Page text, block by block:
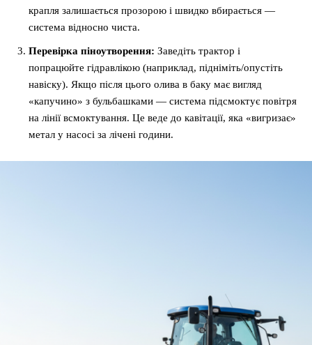
крапля залишається прозорою і швидко вбирається —
система відносно чиста.
Перевірка піноутворення: Заведіть трактор і
попрацюйте гідравлікою (наприклад, підніміть/опустіть
навіску). Якщо після цього олива в баку має вигляд
«капучино» з бульбашками — система підсмоктує повітря
на лінії всмоктування. Це веде до кавітації, яка «вигризає»
метал у насосі за лічені години.